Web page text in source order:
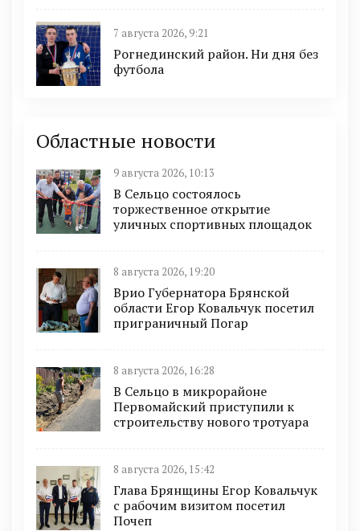
7 августа 2026, 9:21
Рогнединский район. Ни дня без
футбола
Областные новости
9 августа 2026, 10:13
В Сельцо состоялось
торжественное открытие
уличных спортивных площадок
8 августа 2026, 19:20
Врио Губернатора Брянской
области Егор Ковальчук посетил
приграничный Погар
8 августа 2026, 16:28
В Сельцо в микрорайоне
Первомайский приступили к
строительству нового тротуара
8 августа 2026, 15:42
Глава Брянщины Егор Ковальчук
с рабочим визитом посетил
Почеп